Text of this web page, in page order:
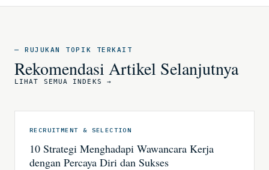
— RUJUKAN TOPIK TERKAIT
Rekomendasi Artikel Selanjutnya
LIHAT SEMUA INDEKS →
RECRUITMENT & SELECTION
10 Strategi Menghadapi Wawancara Kerja
dengan Percaya Diri dan Sukses